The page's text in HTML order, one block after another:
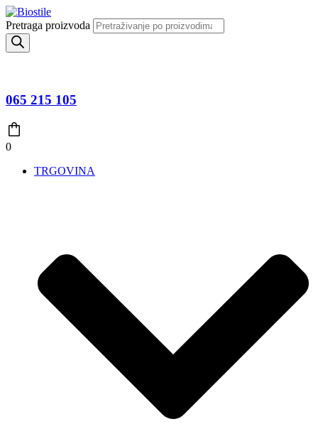
Pretraga proizvoda
065 215 105
0
TRGOVINA